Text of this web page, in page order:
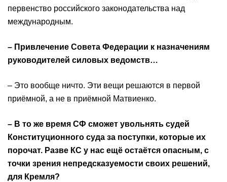
первенство российского законодательства над
международным.
– Привлечение Совета Федерации к назначениям
руководителей силовых ведомств…
– Это вообще ничто. Эти вещи решаются в первой
приёмной, а не в приёмной Матвиенко.
– В то же время СФ сможет увольнять судей
Конституционного суда за поступки, которые их
порочат. Разве КС у нас ещё остаётся опасным, с
точки зрения непредсказуемости своих решений,
для Кремля?